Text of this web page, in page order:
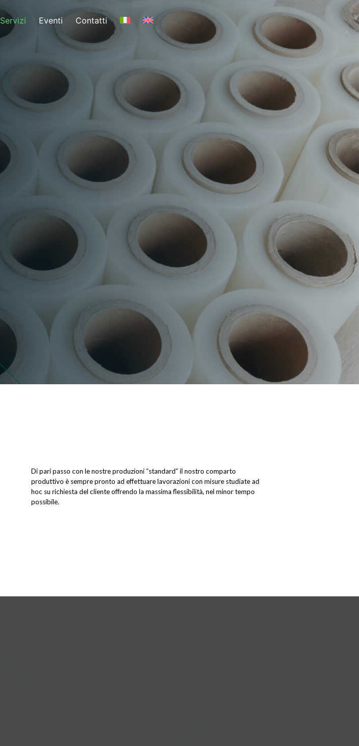
Servizi Eventi Contatti
Di pari passo con le nostre produzioni “standard” il nostro comparto
produttivo è sempre pronto ad effettuare lavorazioni con misure studiate ad
hoc su richiesta del cliente offrendo la massima flessibilità, nel minor tempo
possibile.